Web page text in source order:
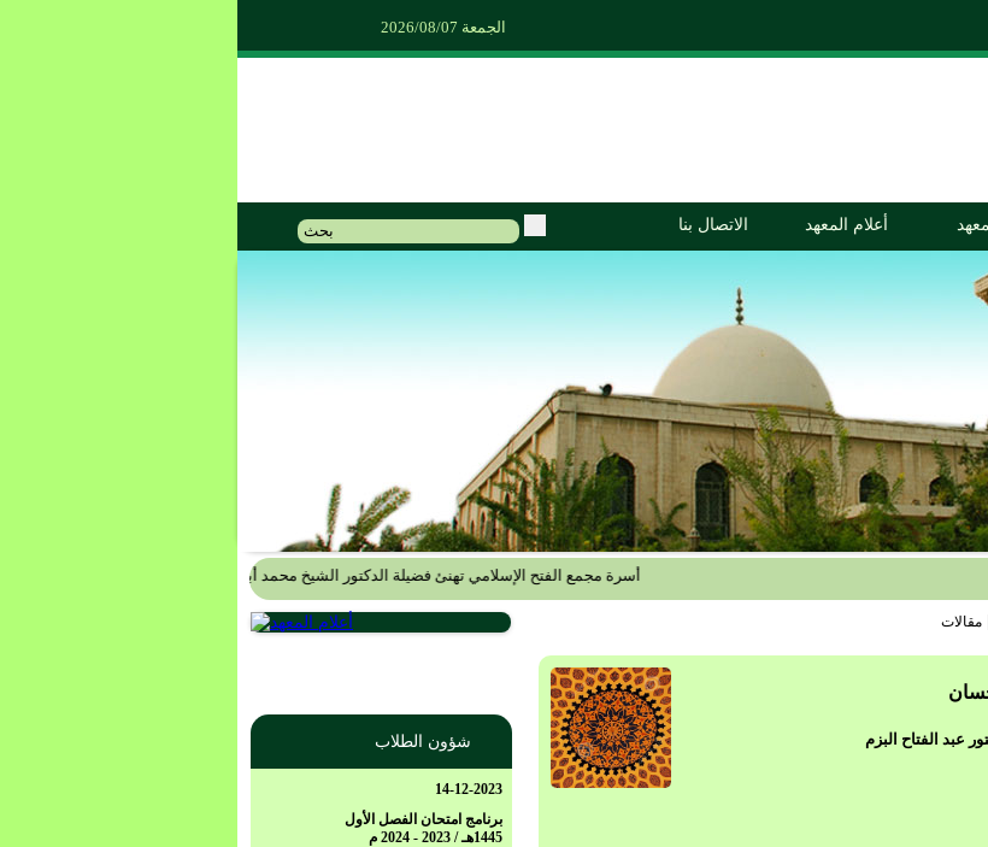
الجمعة 2026/08/07
أعلام المعهد الاتصال بنا
أسرة مجمع الفتح الإسلامي تهنئ فضيلة الدكتور الشيخ محمد أبو الخير شكري
شؤون الطلاب
14-12-2023
برنامج امتحان الفصل الأول
1445هـ / 2023 - 2024 م
||مقالات
عبد الفتاح البزم